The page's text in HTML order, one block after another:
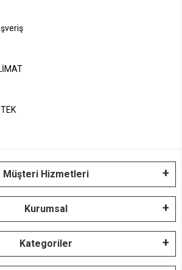
Müşteri Hizmetleri
Kurumsal
Kategoriler